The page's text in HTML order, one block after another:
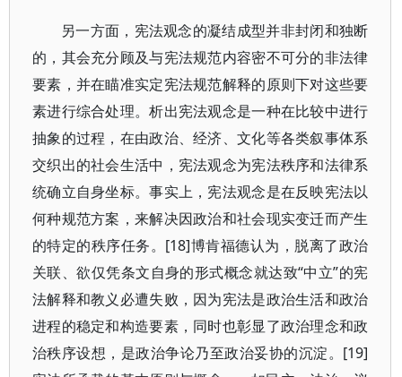
另一方面，宪法观念的凝结成型并非封闭和独断
的，其会充分顾及与宪法规范内容密不可分的非法律
要素，并在瞄准实定宪法规范解释的原则下对这些要
素进行综合处理。析出宪法观念是一种在比较中进行
抽象的过程，在由政治、经济、文化等各类叙事体系
交织出的社会生活中，宪法观念为宪法秩序和法律系
统确立自身坐标。事实上，宪法观念是在反映宪法以
何种规范方案，来解决因政治和社会现实变迁而产生
的特定的秩序任务。[18]博肯福德认为，脱离了政治
关联、欲仅凭条文自身的形式概念就达致“中立”的宪
法解释和教义必遭失败，因为宪法是政治生活和政治
进程的稳定和构造要素，同时也彰显了政治理念和政
治秩序设想，是政治争论乃至政治妥协的沉淀。[19]